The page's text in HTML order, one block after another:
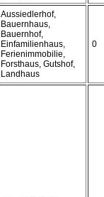
Aussiedlerhof,
Bauernhaus,
Bauernhof,
Einfamilienhaus,
Ferienimmobilie,
Forsthaus, Gutshof,
Landhaus
0